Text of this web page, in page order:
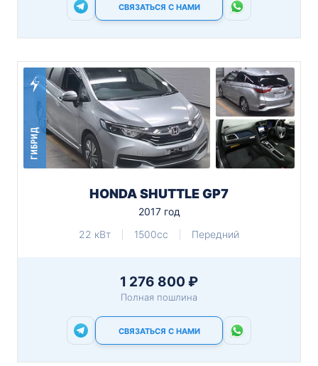
СВЯЗАТЬСЯ С НАМИ
ГИБРИД
HONDA SHUTTLE GP7
2017 год
22 кВт
1500cc Передний
1 276 800 ₽
Полная пошлина
СВЯЗАТЬСЯ С НАМИ